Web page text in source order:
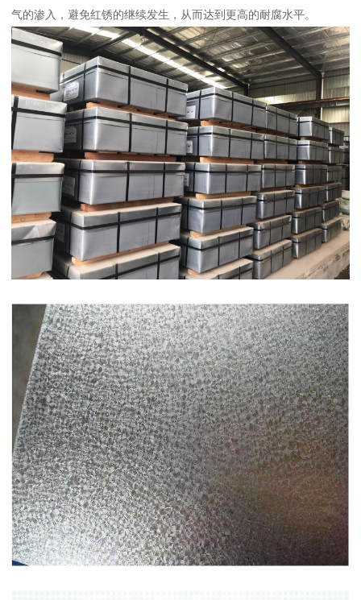
气的渗入，避免红锈的继续发生，从而达到更高的耐腐水平。